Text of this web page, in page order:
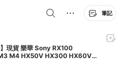
筆記
】現貨 樂華 Sony RX100
M4 HX50V HX300 HX60V